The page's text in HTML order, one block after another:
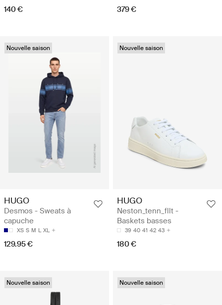
140 € 379 €
Nouvelle saison
HUGO
Desmos - Sweats à
capuche
XS S M L XL
129.95 €
Nouvelle saison
HUGO
Neston_tenn_fllt -
Baskets basses
39 40 41 42 43
180 €
Nouvelle saison Nouvelle saison